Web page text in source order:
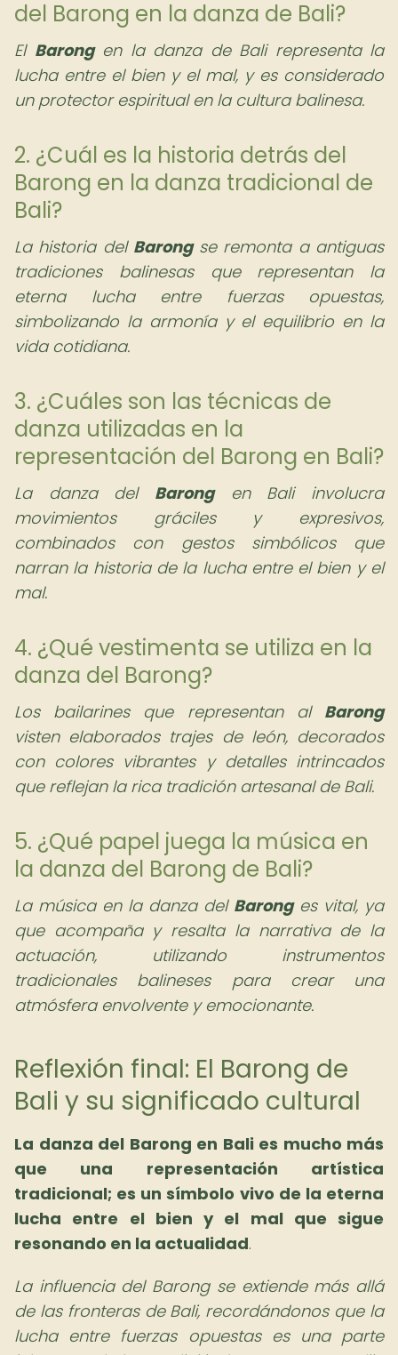
del Barong en la danza de Bali?
El Barongen la danza de Bali representa la
lucha entre el bien y el mal, y es considerado
un protector espiritual en la cultura balinesa.
2. ¿Cuál es la historia detrás del
Barong en la danza tradicional de
Bali?
La historia del Barongse remonta a antiguas
tradiciones balinesas que representan la
eterna lucha entre fuerzas opuestas,
simbolizando la armonía y el equilibrio en la
vida cotidiana.
3. ¿Cuáles son las técnicas de
danza utilizadas en la
representación del Barong en Bali?
La danza del Barongen Bali involucra
movimientos gráciles y expresivos,
combinados con gestos simbólicos que
narran la historia de la lucha entre el bien y el
mal.
4. ¿Qué vestimenta se utiliza en la
danza del Barong?
Los bailarines que representan al Barong
visten elaborados trajes de león, decorados
con colores vibrantes y detalles intrincados
que reflejan la rica tradición artesanal de Bali.
5. ¿Qué papel juega la música en
la danza del Barong de Bali?
La música en la danza del Baronges vital, ya
que acompaña y resalta la narrativa de la
actuación, utilizando instrumentos
tradicionales balineses para crear una
atmósfera envolvente y emocionante.
Reflexión final: El Barong de
Bali y su significado cultural
La danza del Barong en Bali es mucho más
que una representación artística
tradicional; es un símbolo vivo de la eterna
lucha entre el bien y el mal que sigue
resonando en la actualidad.
La influencia del Barong se extiende más allá
de las fronteras de Bali, recordándonos que la
lucha entre fuerzas opuestas es una parte